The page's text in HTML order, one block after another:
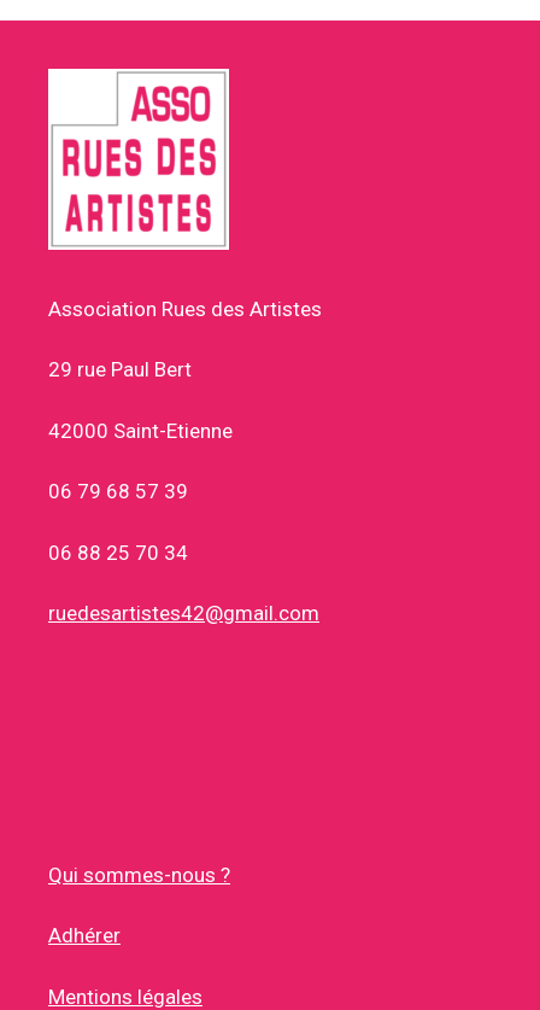
Association Rues des Artistes
29 rue Paul Bert
42000 Saint-Etienne
06 79 68 57 39
06 88 25 70 34
ruedesartistes42@gmail.com
Qui sommes-nous ?
Adhérer
Mentions légales